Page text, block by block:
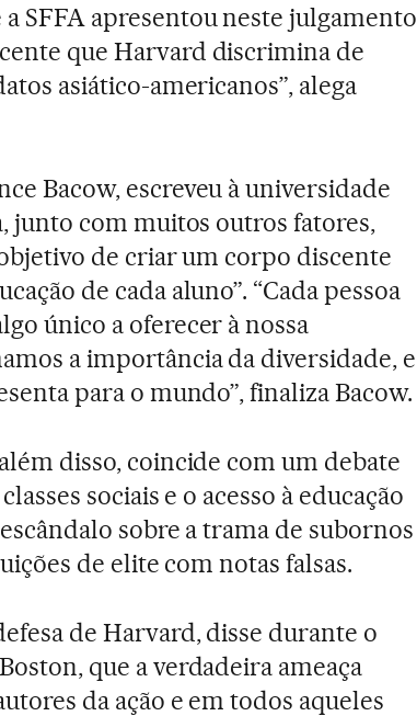
SFFA apresentou neste julgamento
que Harvard discrimina de
asiático-americanos”, alega
Bacow, escreveu à universidade
junto com muitos outros fatores,
de criar um corpo discente
de cada aluno”. “Cada pessoa
único a oferecer à nossa
a importância da diversidade, e
para o mundo”, finaliza Bacow.
disso, coincide com um debate
sociais e o acesso à educação
sobre a trama de subornos
de elite com notas falsas.
de Harvard, disse durante o
que a verdadeira ameaça
da ação e em todos aqueles